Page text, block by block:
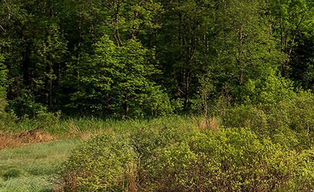
Elérhetőségek
Dr. Göllner
2081 Piliscsaba,
e-mail:
telefonszám: